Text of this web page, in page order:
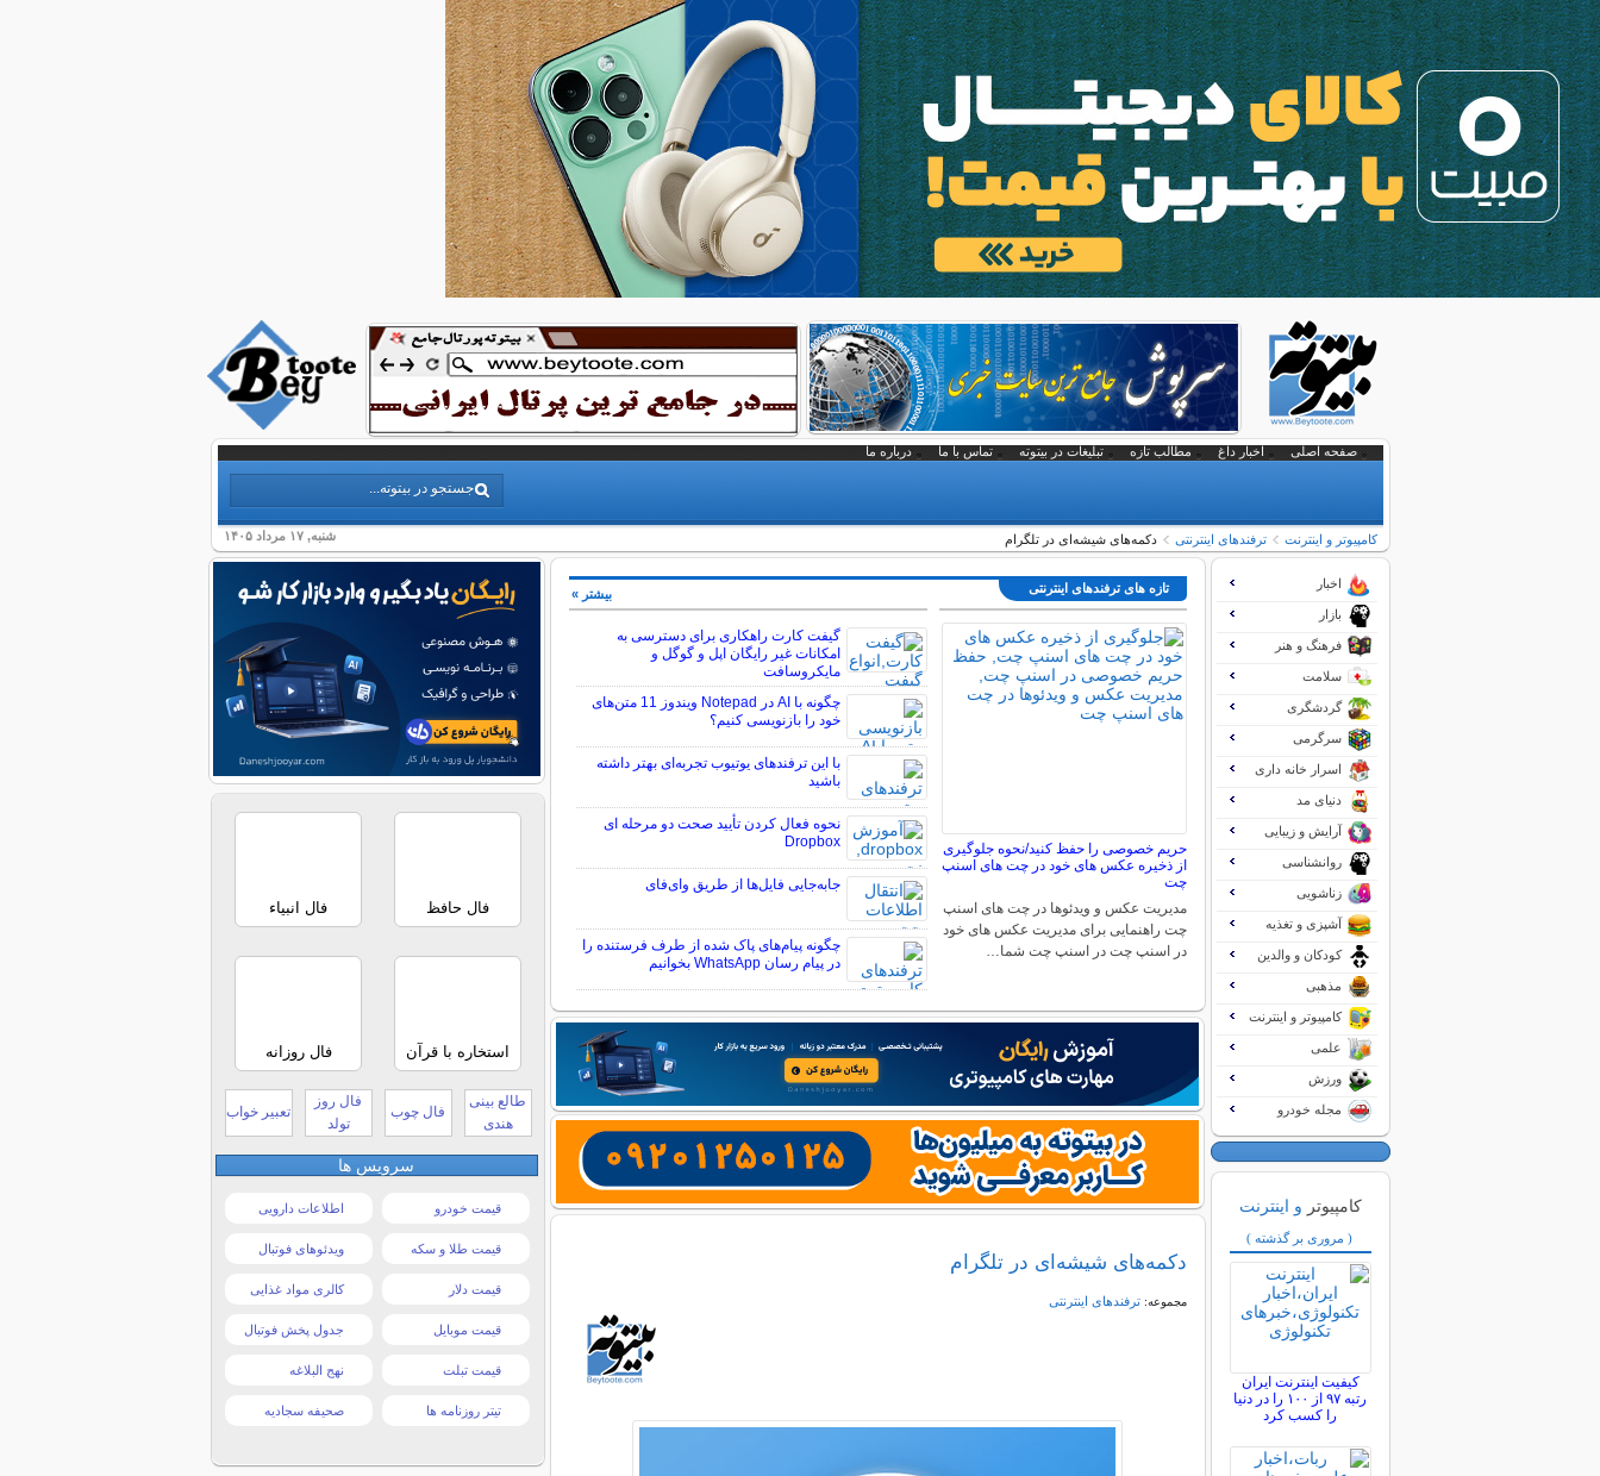
صفحه اصلی اخبار داغ مطالب تازه تبلیغات در بیتوته تماس با ما درباره ما
شنبه, ۱۷ مرداد ۱۴۰۵ کامپیوتر و اینترنت ترفندهای اینترنتی دکمه‌های شیشه‌ای در تلگرام
تازه های ترفندهای اینترنتی
حریم خصوصی را حفظ کنید/نحوه جلوگیری
از ذخیره عکس های خود در چت های اسنپ
چت
مدیریت عکس و ویدئوها در چت های اسنپ
چت راهنمایی برای مدیریت عکس های خود
در اسنپ چت در اسنپ چت شما…
گیفت کارت راهکاری برای دسترسی به
امکانات غیر رایگان اپل و گوگل و
مایکروسافت
چگونه با AI در Notepad ویندوز 11 متن‌های
خود را بازنویسی کنیم؟
با این ترفندهای یوتیوب تجربه‌ای بهتر داشته
باشید
نحوه فعال کردن تأیید صحت دو مرحله ای
Dropbox
جابه‌جایی فایل‌ها از طریق وای‌فای
چگونه پیام‌های پاک شده از طرف فرستنده را
در پیام رسان WhatsApp بخوانیم
بیشتر »
دکمه‌های شیشه‌ای در تلگرام
مجموعه:ترفندهای اینترنتی
اخبار
بازار
فرهنگ و هنر
سلامت
گردشگری
سرگرمی
اسرار خانه داری
دنیای مد
آرایش و زیبایی
روانشناسی
زناشویی
آشپزی و تغذیه
کودکان و والدین
مذهبی
کامپیوتر و اینترنت
علمی
ورزش
مجله خودرو
کامپیوتر و اینترنت
( مروری بر گذشته )
کیفیت اینترنت ایران
رتبه ۹۷ از ۱۰۰ را در دنیا
را کسب کرد
فال حافظ فال انبیاء
استخاره با قرآن فال روزانه
طالع بینی
هندی
فال چوب
فال روز
تولد
تعبیر خواب
سرویس ها
قیمت خودرو اطلاعات دارویی
قیمت طلا و سکه ویدئوهای فوتبال
قیمت دلار کالری مواد غذایی
قیمت موبایل جدول پخش فوتبال
قیمت تبلت نهج البلاغه
تیتر روزنامه ها صحیفه سجادیه